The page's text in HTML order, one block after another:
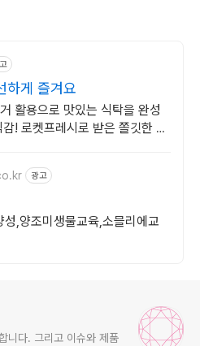
하게 즐겨요
활용으로 맛있는 식탁을 완성
! 로켓프레시로 받은 쫄깃한 간
광고
,양조미생물교육,소믈리에교
니다. 그리고 이슈와 제품